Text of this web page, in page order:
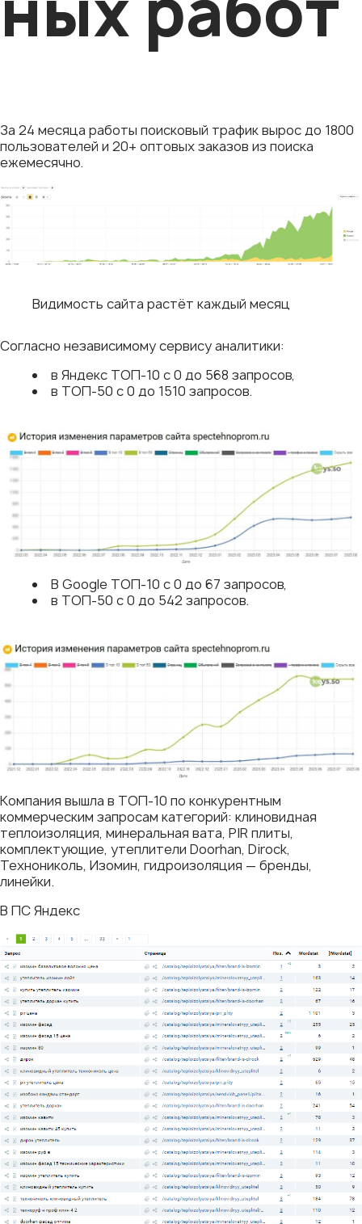
За 24 месяца работы поисковый трафик вырос до 1800
пользователей и 20+ оптовых заказов из поиска
ежемесячно.
Видимость сайта растёт каждый месяц
Согласно независимому сервису аналитики:
в Яндекс ТОП-10 с 0 до 568 запросов,
в ТОП-50 с 0 до 1510 запросов.
В Google ТОП-10 с 0 до 67 запросов,
в ТОП-50 c 0 до 542 запросов.
Компания вышла в ТОП-10 по конкурентным
коммерческим запросам категорий: клиновидная
теплоизоляция, минеральная вата, PIR плиты,
комплектующие, утеплители Doorhan, Dirock,
Технониколь, Изомин, гидроизоляция — бренды,
линейки.
В ПС Яндекс